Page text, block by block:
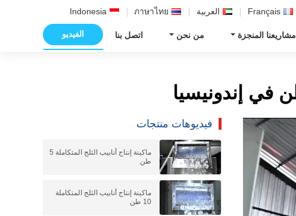
Français العربية ภาษาไทย
Indonesia
مشاريعنا المنجزة من نحن اتصل بنا الفيديو
فيديوهات منتجات
ماكينة إنتاج أنابيب الثلج المتكاملة 5
طن
ماكينة إنتاج أنابيب الثلج المتكاملة
10 طن